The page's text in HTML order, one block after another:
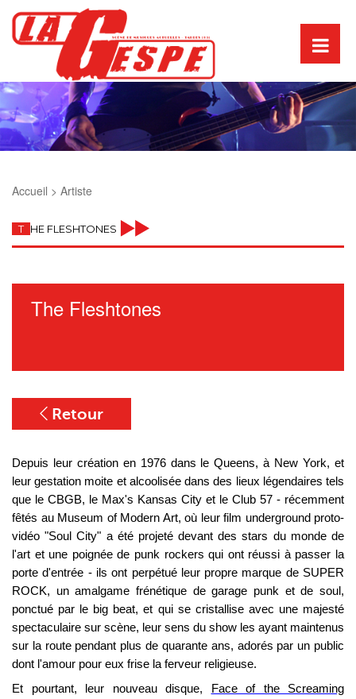
Accueil > Artiste
T HE FLESHTONES
The Fleshtones
Retour
Depuis leur création en 1976 dans le Queens, à New York, et
leur gestation moite et alcoolisée dans des lieux légendaires tels
que le CBGB, le Max's Kansas City et le Club 57 - récemment
fêtés au Museum of Modern Art, où leur film underground proto-
vidéo "Soul City" a été projeté devant des stars du monde de
l'art et une poignée de punk rockers qui ont réussi à passer la
porte d'entrée - ils ont perpétué leur propre marque de SUPER
ROCK, un amalgame frénétique de garage punk et de soul,
ponctué par le big beat, et qui se cristallise avec une majesté
spectaculaire sur scène, leur sens du show les ayant maintenus
sur la route pendant plus de quarante ans, adorés par un public
dont l'amour pour eux frise la ferveur religieuse.
Et pourtant, leur nouveau disque,
Face of the Screaming